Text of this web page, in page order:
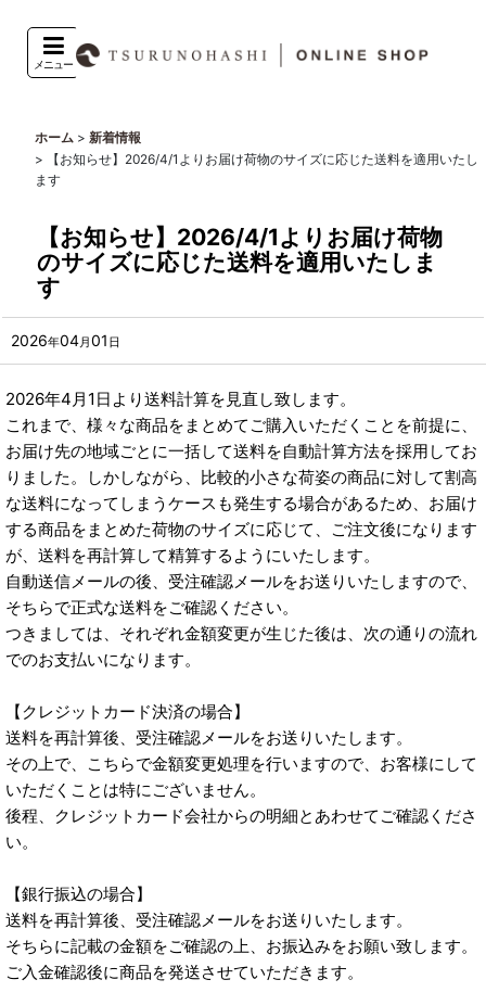
メニュー
ホーム > 新着情報
>
【お知らせ】2026/4/1よりお届け荷物のサイズに応じた送料を適用いたし
ます
【お知らせ】2026/4/1よりお届け荷物
のサイズに応じた送料を適用いたしま
す
2026年04月01 日
2026年4月1日より送料計算を見直し致します。
これまで、様々な商品をまとめてご購入いただくことを前提に、
お届け先の地域ごとに一括して送料を自動計算方法を採用してお
りました。しかしながら、比較的小さな荷姿の商品に対して割高
な送料になってしまうケースも発生する場合があるため、お届け
する商品をまとめた荷物のサイズに応じて、ご注文後になります
が、送料を再計算して精算するようにいたします。
自動送信メールの後、受注確認メールをお送りいたしますので、
そちらで正式な送料をご確認ください。
つきましては、それぞれ金額変更が生じた後は、次の通りの流れ
でのお支払いになります。
【クレジットカード決済の場合】
送料を再計算後、受注確認メールをお送りいたします。
その上で、こちらで金額変更処理を行いますので、お客様にして
いただくことは特にございません。
後程、クレジットカード会社からの明細とあわせてご確認くださ
い。
【銀行振込の場合】
送料を再計算後、受注確認メールをお送りいたします。
そちらに記載の金額をご確認の上、お振込みをお願い致します。
ご入金確認後に商品を発送させていただきます。